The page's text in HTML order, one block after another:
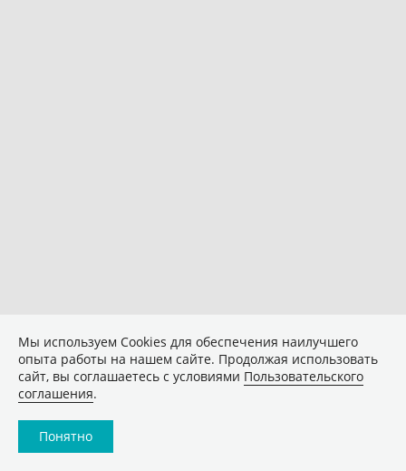
Мы используем Сookies для обеспечения наилучшего
опыта работы на нашем сайте. Продолжая использовать
сайт, вы соглашаетесь с условиями Пользовательского
соглашения.
Понятно